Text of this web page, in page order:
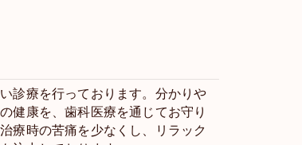
診療を行っております。分かりや
健康を、歯科医療を通じてお守り
療時の苦痛を少なくし、リラック